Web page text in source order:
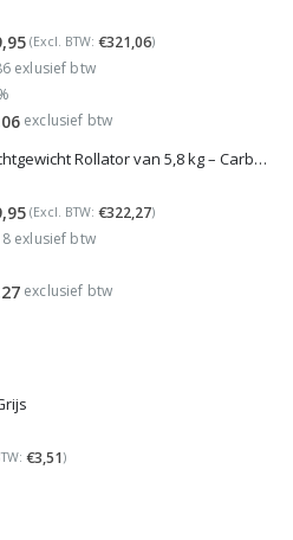
Huidige
prijs
€349,95.
(Excl. BTW: €321,06)
exlusief btw
exclusief btw
Homecare lichtgewicht Rollator van 5,8 kg – Carbon rollator tot 150 kg draaggewicht – Dubbel opvouwbaar en inclusief reistas - Groen
Huidige
prijs
€389,95.
(Excl. BTW: €322,27)
exlusief btw
exclusief btw
€3,51)